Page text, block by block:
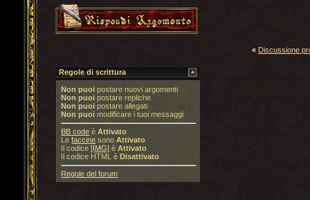
« Discussione
Regole di scrittura
Non puoi postare nuovi argomenti
Non puoi postare repliche
Non puoi postare allegati
Non puoi modificare i tuoi messaggi
BB code èAttivato
Lefaccine sonoAttivato
Il codice[IMG] èAttivato
Il codice HTML èDisattivato
Regole del forum